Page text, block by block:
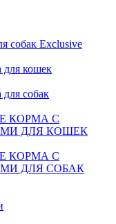
собак Exclusive
для кошек
собак
КОРМА С
ДЛЯ КОШЕК
КОРМА С
ДЛЯ СОБАК